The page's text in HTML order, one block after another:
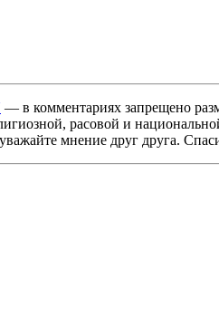
— в комментариях запрещено
расовой и
мнение друг друга.